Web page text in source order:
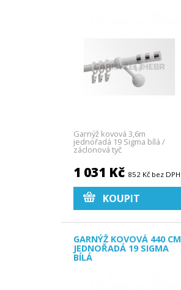
Garnýž kovová 3,6m
jednořadá 19 Sigma bílá /
záclonová tyč
1 031 Kč 852 Kč bez DPH
KOUPIT
GARNÝŽ KOVOVÁ 440 CM
JEDNOŘADÁ 19 SIGMA
BÍLÁ